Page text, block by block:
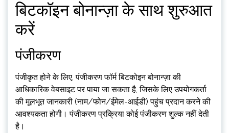
बिटकॉइन बोनान्ज़ा के साथ शुरुआत
करें
पंजीकरण
पंजीकृत होने के लिए, पंजीकरण फॉर्म बिटकोइन बोनान्ज़ा की
आधिकारिक वेबसाइट पर पाया जा सकता है, जिसके लिए उपयोगकर्ता
की मूलभूत जानकारी (नाम/फोन/ईमेल-आईडी) पहुंच प्रदान करने की
आवश्यकता होगी। पंजीकरण प्रक्रिया कोई पंजीकरण शुल्क नहीं देती
है।